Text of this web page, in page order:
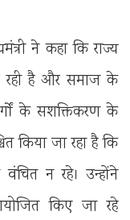
ने कहा कि राज्य
रही है और समाज के
के सशक्तिकरण के
किया जा रहा है कि
न रहे। उन्होंने
किए जा रहे